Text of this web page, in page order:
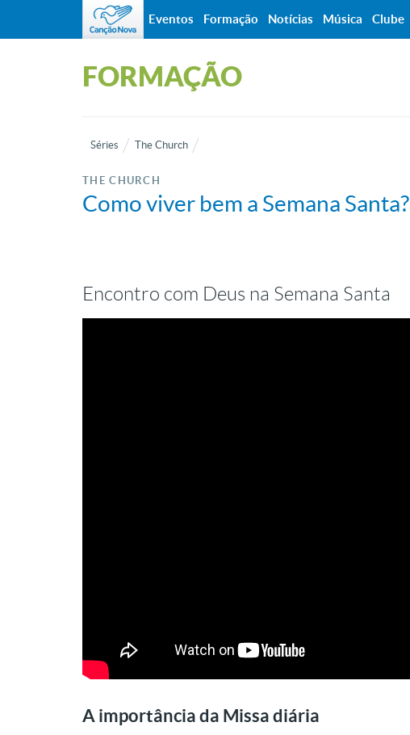
FORMAÇÃO
Séries The Church
THE CHURCH
Como viver bem a Semana Santa?
Encontro com Deus na Semana Santa
A importância da Missa diária
Eventos Formação Notícias Música Clube